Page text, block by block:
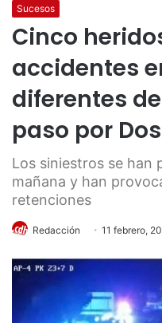
Sucesos
Cinco
accidentes
diferentes
paso por
Los siniestros se han
mañana y han
retenciones
Redacción 11 febrero,